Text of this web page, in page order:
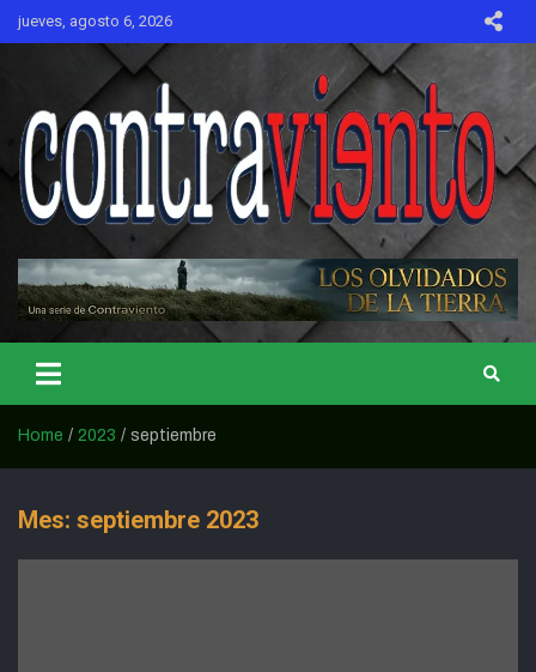
Skip
jueves, agosto 6, 2026
CONTRAVIENTO
Home 2023 septiembre
Mes: septiembre 2023